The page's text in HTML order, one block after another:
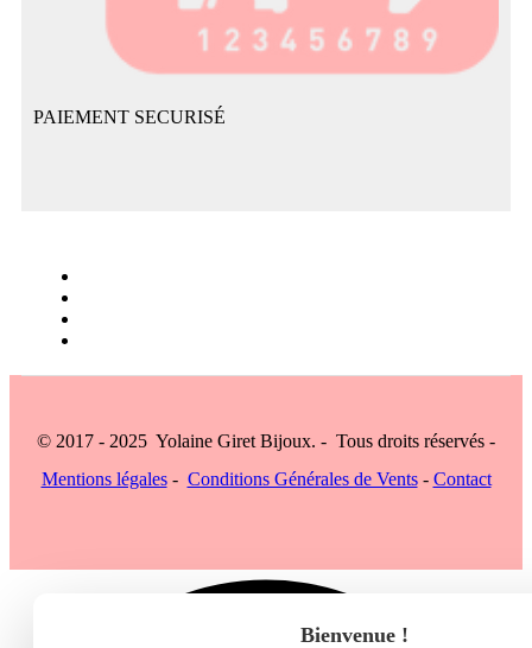
PAIEMENT SECURISÉ
© 2017 - 2025 Yolaine Giret Bijoux. - Tous droits réservés -
Mentions légales- Conditions Générales de Vents- Contact
Bienvenue !